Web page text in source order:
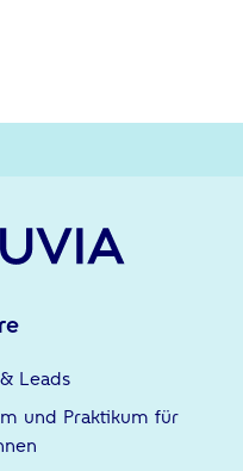
Leads
und Praktikum für